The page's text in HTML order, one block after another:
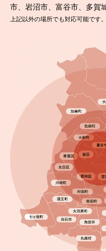
完成日 2025.09.19
一条工務店の外壁塗装
事を行いました！
市、岩沼市、富谷市、多賀
上記以外の場所でも対応可能です